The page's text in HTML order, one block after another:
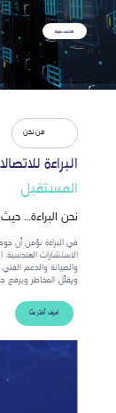
اكتشف حلولنا
من نحن
البراءة
المستقبل
نحن البراءة…
في البراءة نؤمن أن
الاستشارات الهندسية،
والصيانة والدعم
ويقلّل المخاطر ويرفع
اعرف أكثر عنّا